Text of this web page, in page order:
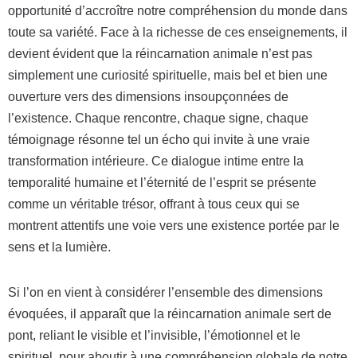
opportunité d’accroître notre compréhension du monde dans
toute sa variété. Face à la richesse de ces enseignements, il
devient évident que la réincarnation animale n’est pas
simplement une curiosité spirituelle, mais bel et bien une
ouverture vers des dimensions insoupçonnées de
l’existence. Chaque rencontre, chaque signe, chaque
témoignage résonne tel un écho qui invite à une vraie
transformation intérieure. Ce dialogue intime entre la
temporalité humaine et l’éternité de l’esprit se présente
comme un véritable trésor, offrant à tous ceux qui se
montrent attentifs une voie vers une existence portée par le
sens et la lumière.
Si l’on en vient à considérer l’ensemble des dimensions
évoquées, il apparaît que la réincarnation animale sert de
pont, reliant le visible et l’invisible, l’émotionnel et le